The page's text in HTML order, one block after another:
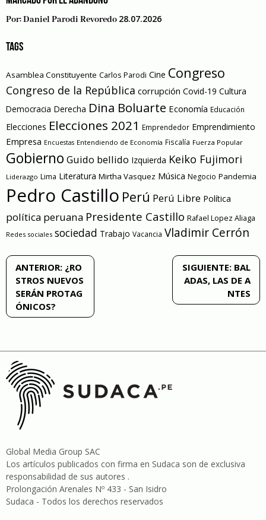
Por:Daniel Parodi Revoredo 28.07.2026
TAGS
Asamblea Constituyente Carlos Parodi Cine Congreso
Congreso de la República corrupción Covid-19 Cultura
Democracia Derecha Dina Boluarte Economía Educación
Elecciones Elecciones 2021 Emprendedor Emprendimiento
Empresa Encuestas Entendiendo de Economía Fiscalía Fuerza Popular
Gobierno Guido bellido Izquierda Keiko Fujimori
Liderazgo Lima Literatura Mirtha Vasquez Música Negocio Pandemia
Pedro Castillo Perú Perú Libre Política
política peruana Presidente Castillo Rafael Lopez Aliaga
Redes sociales sociedad Trabajo Vacancia Vladimir Cerrón
Navegación
de
entradas
ANTERIOR: ¿RO
STROS NUEVOS
SERÁN PROTAG
ÓNICOS?
SIGUIENTE: BAL
ADAS, LAS DE A
NTES
Global Media Group SAC
Los artículos publicados con firma en Sudaca son de exclusiva
responsabilidad de sus autores .
Prolongación Arenales Nº 433 - San Isidro
Sudaca - Todos los derechos reservados